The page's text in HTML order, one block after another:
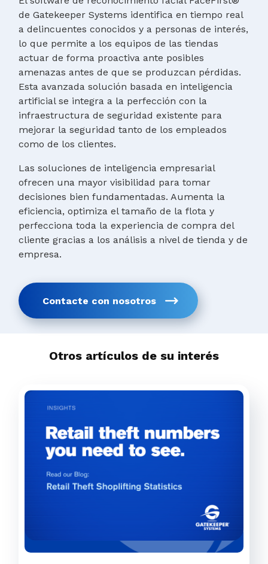
de Gatekeeper Systems identifica en tiempo real
a delincuentes conocidos y a personas de interés,
lo que permite a los equipos de las tiendas
actuar de forma proactiva ante posibles
amenazas antes de que se produzcan pérdidas.
Esta avanzada solución basada en inteligencia
artificial se integra a la perfección con la
infraestructura de seguridad existente para
mejorar la seguridad tanto de los empleados
como de los clientes.
Las soluciones de inteligencia empresarial
ofrecen una mayor visibilidad para tomar
decisiones bien fundamentadas. Aumenta la
eficiencia, optimiza el tamaño de la flota y
perfecciona toda la experiencia de compra del
cliente gracias a los análisis a nivel de tienda y de
empresa.
Contacte con nosotros
Otros artículos de su interés